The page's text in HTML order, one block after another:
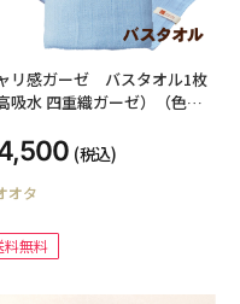
リ感ガーゼ バスタオル1枚
高吸水 四重織ガーゼ）（色：
(税込)
オタ
料無料